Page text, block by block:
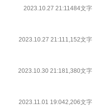
2023.10.27 21:11484文字
2023.10.27 21:111,152文字
2023.10.30 21:181,380文字
2023.11.01 19:042,206文字